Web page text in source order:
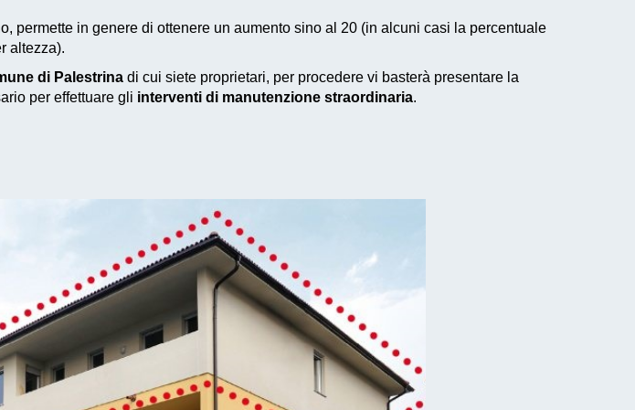
permette in genere di ottenere un aumento sino al 20 (in alcuni casi la percentuale
altezza).
di Palestrina di cui siete proprietari, per procedere vi basterà presentare la
per effettuare gli interventi di manutenzione straordinaria.